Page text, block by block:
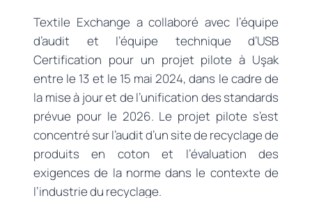
Textile Exchange a collaboré avec l’équipe
d’audit et l’équipe technique d’USB
Certification pour un projet pilote à Uşak
entre le 13 et le 15 mai 2024, dans le cadre de
la mise à jour et de l’unification des standards
prévue pour le 2026. Le projet pilote s’est
concentré sur l’audit d’un site de recyclage de
produits en coton et l’évaluation des
exigences de la norme dans le contexte de
l’industrie du recyclage.